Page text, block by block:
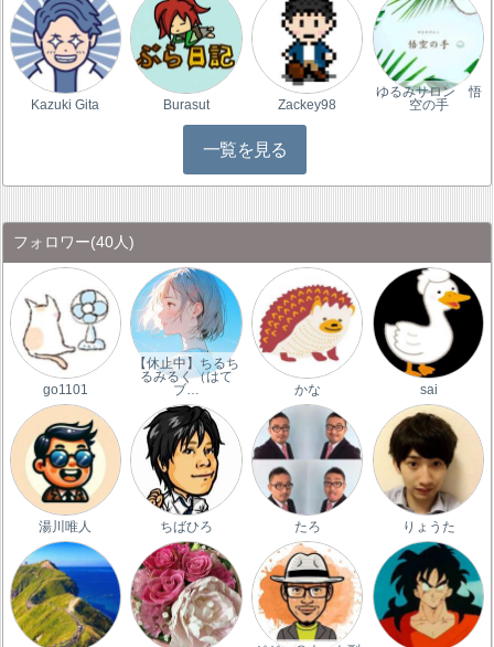
Kazuki Gita Burasut Zackey98
ゆるみサロン 悟
空の手
一覧を見る
フォロワー(40人)
go1101
【休止中】ちるち
るみるく（はて
ブ…
かな sai
湯川唯人 ちばひろ たろ りょうた